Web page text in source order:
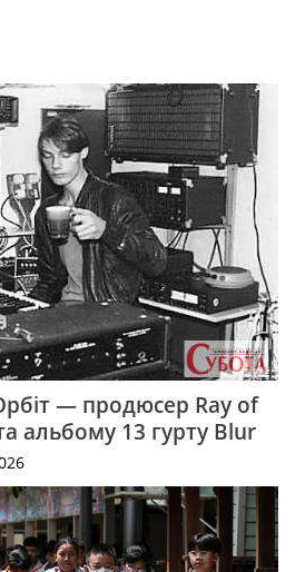
— продюсер Ray of
альбому 13 гурту Blur